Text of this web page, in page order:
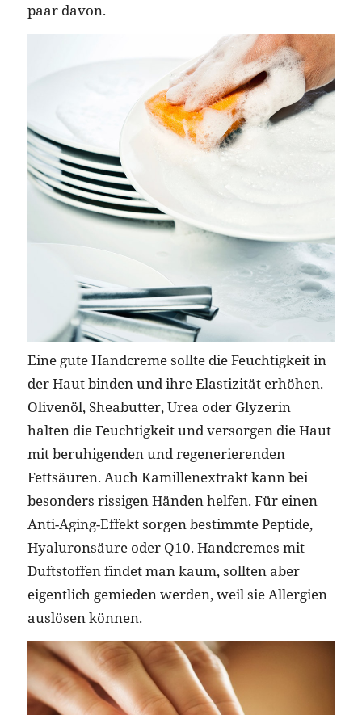
paar davon.
Eine gute Handcreme sollte die Feuchtigkeit in
der Haut binden und ihre Elastizität erhöhen.
Olivenöl, Sheabutter, Urea oder Glyzerin
halten die Feuchtigkeit und versorgen die Haut
mit beruhigenden und regenerierenden
Fettsäuren. Auch Kamillenextrakt kann bei
besonders rissigen Händen helfen. Für einen
Anti-Aging-Effekt sorgen bestimmte Peptide,
Hyaluronsäure oder Q10. Handcremes mit
Duftstoffen findet man kaum, sollten aber
eigentlich gemieden werden, weil sie Allergien
auslösen können.